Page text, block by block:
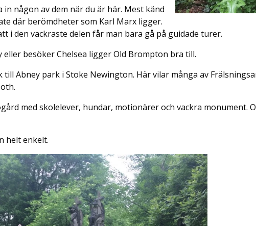
in någon av dem när du är här. Mest känd
där berömdheter som Karl Marx ligger.
i den vackraste delen får man bara gå på guidade turer.
eller besöker Chelsea ligger Old Brompton bra till.
till Abney park i Stoke Newington. Här vilar många av
med skolelever, hundar, motionärer och vackra monument.
helt enkelt.